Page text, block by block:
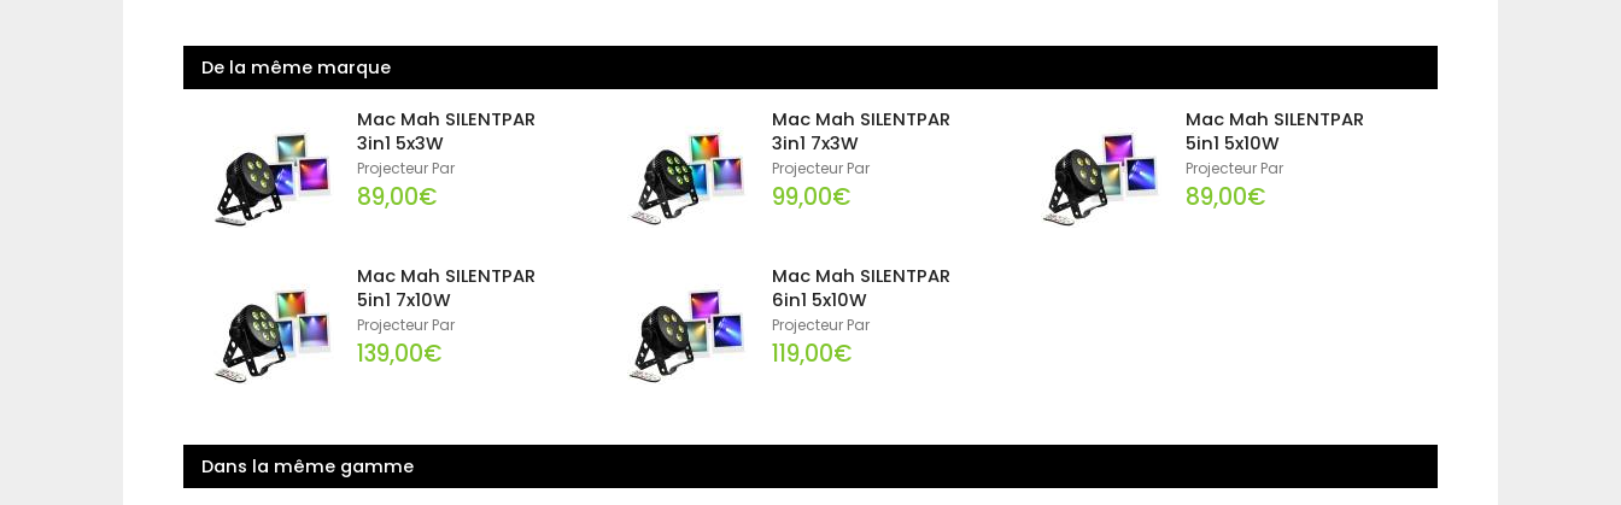
De la même marque
Mac Mah SILENTPAR
3in1 5x3W
Projecteur Par
89,00€
Mac Mah SILENTPAR
3in1 7x3W
Projecteur Par
99,00€
Mac Mah SILENTPAR
5in1 5x10W
Projecteur Par
89,00€
Mac Mah SILENTPAR
5in1 7x10W
Projecteur Par
139,00€
Mac Mah SILENTPAR
6in1 5x10W
Projecteur Par
119,00€
Dans la même gamme